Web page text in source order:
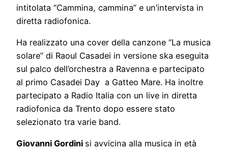
intitolata “Cammina, cammina” e un’intervista in
diretta radiofonica.
Ha realizzato una cover della canzone “La musica
solare” di Raoul Casadei in versione ska eseguita
sul palco dell’orchestra a Ravenna e partecipato
al primo Casadei Day a Gatteo Mare. Ha inoltre
partecipato a Radio Italia con un live in diretta
radiofonica da Trento dopo essere stato
selezionato tra varie band.
Giovanni Gordini si avvicina alla musica in età